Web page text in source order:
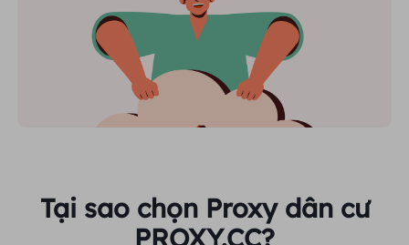
Tại sao chọn Proxy dân cư
PROXY.CC?